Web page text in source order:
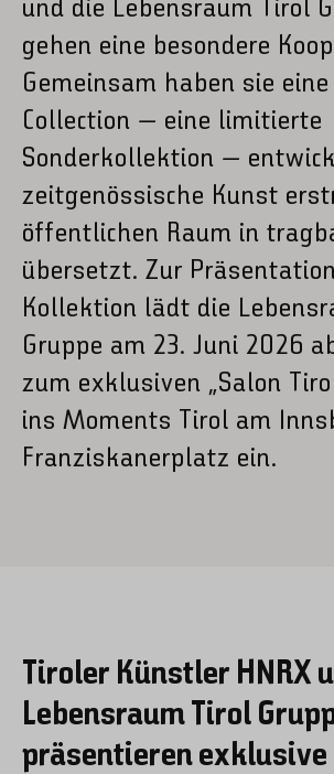
und die Lebensraum Tirol
gehen eine besondere
Gemeinsam haben sie eine
Collection – eine limitierte
Sonderkollektion –
zeitgenössische Kunst
öffentlichen Raum in
übersetzt. Zur
Kollektion lädt die
Gruppe am 23. Juni 2026
zum exklusiven „Salon
ins Moments Tirol am
Franziskanerplatz ein.
Tiroler Künstler HNRX
Lebensraum Tirol
präsentieren exklusive